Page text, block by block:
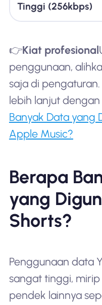
Tinggi (256kbps)
👉Kiat profesional
penggunaan,
saja di
lebih lanjut
Banyak Data yang
Apple Music?
Berapa
yang
Shorts?
Penggunaan data
sangat tinggi,
pendek lainnya